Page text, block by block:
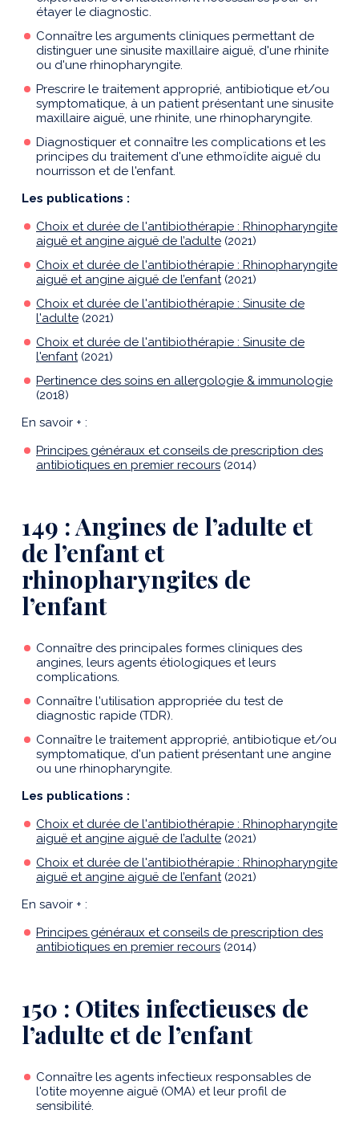
étayer le diagnostic.
Connaître les arguments cliniques permettant de
distinguer une sinusite maxillaire aiguë, d'une rhinite
ou d'une rhinopharyngite.
Prescrire le traitement approprié, antibiotique et/ou
symptomatique, à un patient présentant une sinusite
maxillaire aiguë, une rhinite, une rhinopharyngite.
Diagnostiquer et connaître les complications et les
principes du traitement d'une ethmoïdite aiguë du
nourrisson et de l'enfant.
Les publications :
Choix et durée de l'antibiothérapie : Rhinopharyngite
aiguë et angine aiguë de l’adulte (2021)
Choix et durée de l'antibiothérapie : Rhinopharyngite
aiguë et angine aiguë de l’enfant(2021)
Choix et durée de l'antibiothérapie : Sinusite de
l'adulte (2021)
Choix et durée de l'antibiothérapie : Sinusite de
l'enfant(2021)
Pertinence des soins en allergologie & immunologie
(2018)
En savoir + :
Principes généraux et conseils de prescription des
antibiotiques en premier recours (2014)
149 : Angines de l’adulte et
de l’enfant et
rhinopharyngites de
l’enfant
Connaître des principales formes cliniques des
angines, leurs agents étiologiques et leurs
complications.
Connaître l'utilisation appropriée du test de
diagnostic rapide (TDR).
Connaître le traitement approprié, antibiotique et/ou
symptomatique, d'un patient présentant une angine
ou une rhinopharyngite.
Les publications :
Choix et durée de l'antibiothérapie : Rhinopharyngite
aiguë et angine aiguë de l’adulte (2021)
Choix et durée de l'antibiothérapie : Rhinopharyngite
aiguë et angine aiguë de l’enfant(2021)
En savoir + :
Principes généraux et conseils de prescription des
antibiotiques en premier recours (2014)
150 : Otites infectieuses de
l’adulte et de l’enfant
Connaître les agents infectieux responsables de
l'otite moyenne aiguë (OMA) et leur profil de
sensibilité.